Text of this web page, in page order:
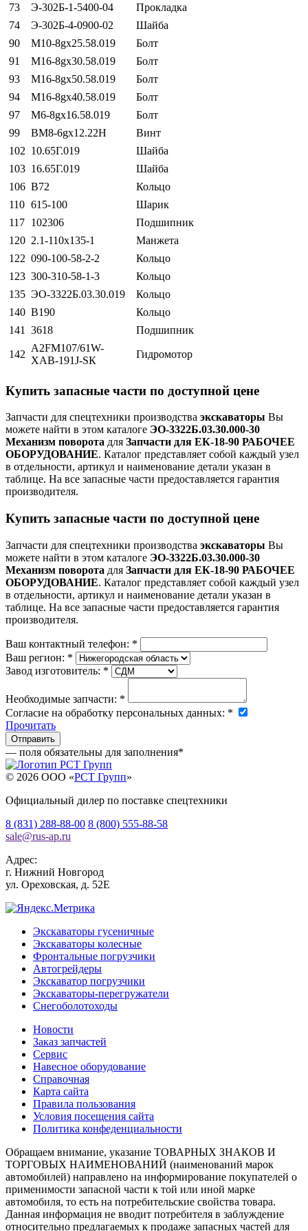
73
Э-302Б-1-5400-04
Прокладка
74
Э-302Б-4-0900-02
Шайба
90
М10-8gх25.58.019
Болт
91
М16-8gх30.58.019
Болт
93
М16-8gх50.58.019
Болт
94
М16-8gх40.58.019
Болт
97
М6-8gх16.58.019
Болт
99
ВМ8-6gх12.22Н
Винт
102 10.65Г.019
Шайба
103 16.65Г.019
Шайба
106 В72
Кольцо
110 615-100
Шарик
117 102306
Подшипник
120 2.1-110х135-1
Манжета
122 090-100-58-2-2
Кольцо
123 300-310-58-1-3
Кольцо
135 ЭО-3322Б.03.30.019
Кольцо
140 В190
Кольцо
141
3618 Подшипник
142
А2FМ107/61W-
ХАВ-191J-SК
Гидромотор
Купить запасные части по доступной цене
Запчасти для спецтехники производства экскаваторы Вы
можете найти в этом каталоге ЭО-3322Б.03.30.000-30
Механизм поворота для Запчасти для ЕК-18-90 РАБОЧЕЕ
ОБОРУДОВАНИЕ. Каталог представляет собой каждый узел
в отдельности, артикул и наименование детали указан в
таблице. На все запасные части предоставляется гарантия
производителя.
Купить запасные части по доступной цене
Запчасти для спецтехники производства экскаваторы Вы
можете найти в этом каталоге ЭО-3322Б.03.30.000-30
Механизм поворота для Запчасти для ЕК-18-90 РАБОЧЕЕ
ОБОРУДОВАНИЕ. Каталог представляет собой каждый узел
в отдельности, артикул и наименование детали указан в
таблице. На все запасные части предоставляется гарантия
производителя.
Ваш контактный телефон: *
Ваш регион: *
Завод изготовитель: *
Необходимые запчасти: *
Согласие на обработку персональных данных: *
Прочитать
— поля обязательны для заполнения*
© 2026 OOO «РСТ Групп»
Официальный дилер по поставке спецтехники
8 (831) 288-88-00 8 (800) 555-88-58
sale@rus-ap.ru
Адрес:
г. Нижний Новгород
ул. Ореховская, д. 52Е
Экскаваторы гусеничные
Экскаваторы колесные
Фронтальные погрузчики
Автогрейдеры
Экскаватор погрузчики
Экскаваторы-перегружатели
Снегоболотоходы
Новости
Заказ запчастей
Сервис
Навесное оборудование
Справочная
Карта сайта
Правила пользования
Условия посещения сайта
Политика конфеденциальности
Обращаем внимание, указание ТОВАРНЫХ ЗНАКОВ И
ТОРГОВЫХ НАИМЕНОВАНИЙ (наименований марок
автомобилей) направлено на информирование покупателей о
применимости запасной части к той или иной марке
автомобиля, то есть на потребительские свойства товара.
Данная информация не вводит потребителя в заблуждение
относительно предлагаемых к продаже запасных частей для